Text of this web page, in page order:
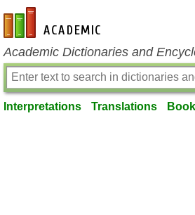
en-academic.com
Academic Dictionaries and
Interpretations Translations